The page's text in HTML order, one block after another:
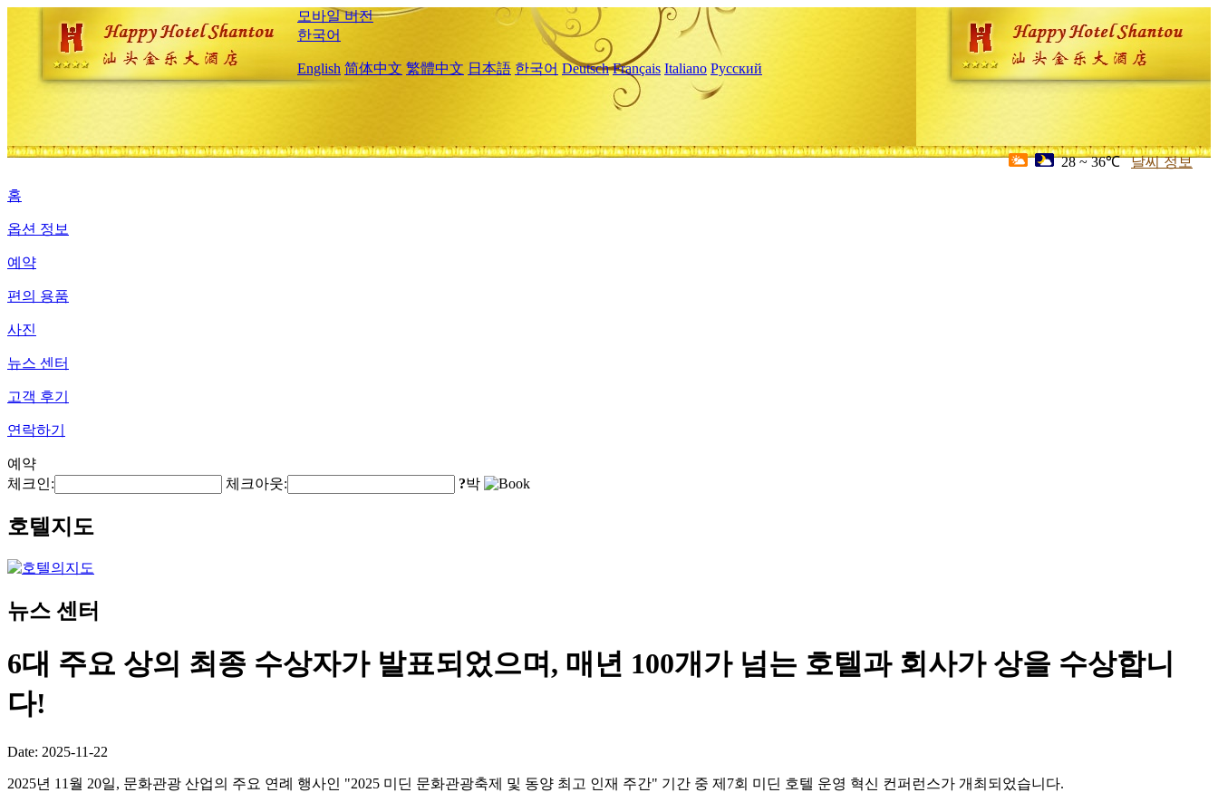
모바일 버전
한국어
English 简体中文 繁體中文 日本語 한국어 Deutsch Français Italiano Русский
28 ~ 36℃ 날씨 정보
홈
옵션 정보
예약
편의 용품
사진
뉴스 센터
고객 후기
연락하기
예약
체크인:
체크아웃: ?박
호텔지도
뉴스 센터
6대 주요 상의 최종 수상자가 발표되었으며, 매년 100개가 넘는 호텔과 회사가 상을 수상합니
다!
Date: 2025-11-22
2025년 11월 20일, 문화관광 산업의 주요 연례 행사인 "2025 미딘 문화관광축제 및 동양 최고 인재 주간" 기간 중 제7회 미딘 호텔 운영 혁신 컨퍼런스가 개최되었습니다.